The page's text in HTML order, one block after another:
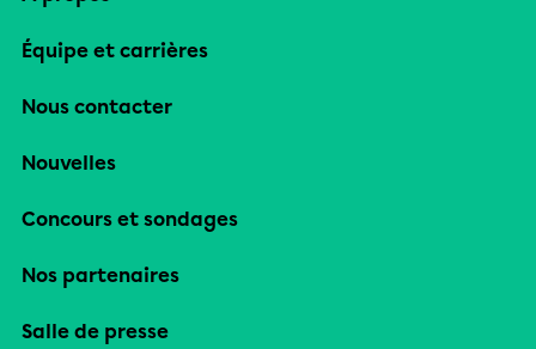
Équipe et carrières
Nous contacter
Nouvelles
Concours et sondages
Nos partenaires
Salle de presse